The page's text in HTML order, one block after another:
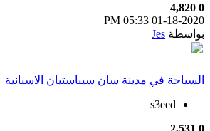
0
4,820
01-18-2020
05:33 PM
بواسطة Jes
السياحة في مدينة سان سيباستيان الاسبانية
s3eed
0
2,531